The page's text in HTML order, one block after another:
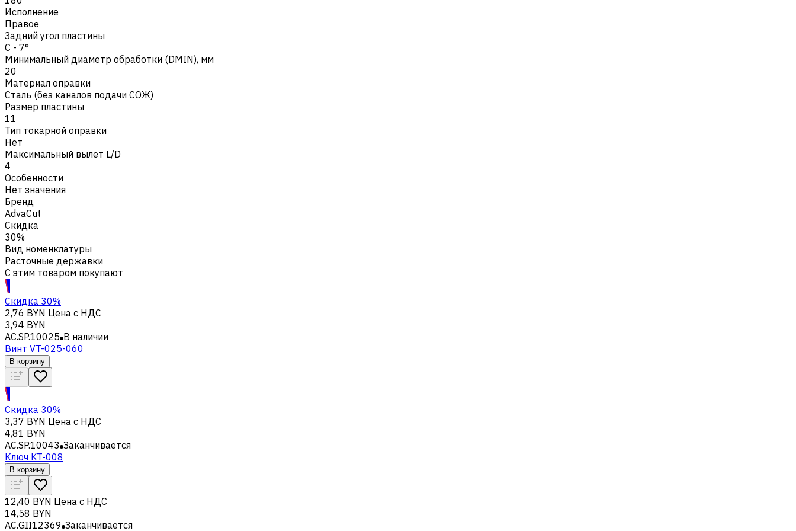
Исполнение
Правое
Задний угол пластины
C - 7°
Минимальный диаметр обработки (DMIN), мм
20
Материал оправки
Сталь (без каналов подачи СОЖ)
Размер пластины
11
Тип токарной оправки
Нет
Максимальный вылет L/D
4
Особенности
Нет значения
Бренд
AdvaCut
Скидка
30%
Вид номенклатуры
Расточные державки
С этим товаром покупают
Скидка 30%
2,76 BYN Цена с НДС
3,94 BYN
AC.SP.10025 В наличии
Винт VT-025-060
В корзину
Скидка 30%
3,37 BYN Цена с НДС
4,81 BYN
AC.SP.10043 Заканчивается
Ключ KT-008
В корзину
12,40 BYN Цена с НДС
14,58 BYN
AC.GII12369 Заканчивается